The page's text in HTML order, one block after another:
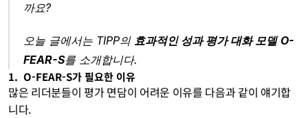
까요?
오늘 글에서는 TIPP의 효과적인 성과 평가 대화 모델 O-
FEAR-S를 소개합니다.
1.  O-FEAR-S가 필요한 이유
많은 리더분들이 평가 면담이 어려운 이유를 다음과 같이 얘기합
니다.